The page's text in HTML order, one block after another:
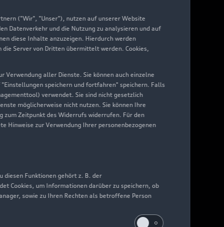
("Wir", "Unser"), nutzen auf unserer Website
Datenverkehr und die Nutzung zu analysieren und auf
diese Inhalte anzuzeigen. Hierdurch werden
die Server von Dritten übermittelt werden. Cookies,
Verwendung aller Dienste. Sie können auch einzelne
speichern und fortfahren" speichern. Falls
verwendet. Sie sind nicht gesetzlich
möglicherweise nicht nutzen. Sie können Ihre
zum Zeitpunkt des Widerrufs widerrufen. Für den
Hinweise zur Verwendung Ihrer personenbezogenen
diesen Funktionen gehört z. B. der
Cookies, um Informationen darüber zu speichern, ob
sowie zu Ihren Rechten als betroffene Person